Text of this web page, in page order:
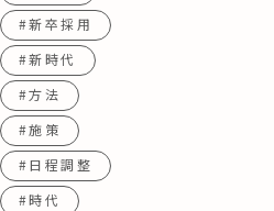
#新卒採用
#新時代
#方法
#施策
#日程調整
#時代